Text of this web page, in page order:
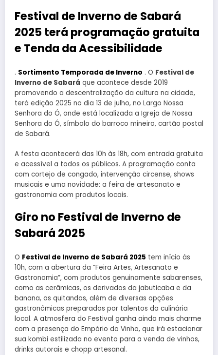
Festival de Inverno de Sabará
2025 terá programação gratuita
e Tenda da Acessibilidade
. Sortimento Temporada de Inverno . O Festival de
Inverno de Sabará que acontece desde 2019
promovendo a descentralização da cultura na cidade,
terá edição 2025 no dia 13 de julho, no Largo Nossa
Senhora do Ó, onde está localizada a Igreja de Nossa
Senhora do Ó, símbolo do barroco mineiro, cartão postal
de Sabará.
A festa acontecerá das 10h às 18h, com entrada gratuita
e acessível a todos os públicos. A programação conta
com cortejo de congado, intervenção circense, shows
musicais e uma novidade: a feira de artesanato e
gastronomia com produtos locais.
Giro no Festival de Inverno de
Sabará 2025
O Festival de Inverno de Sabará 2025 tem início às
10h, com a abertura da “Feira Artes, Artesanato e
Gastronomia”, com produtos genuinamente sabarenses,
como as cerâmicas, os derivados da jabuticaba e da
banana, as quitandas, além de diversas opções
gastronômicas preparadas por talentos da culinária
local. A atmosfera do Festival ganha ainda mais charme
com a presença do Empório do Vinho, que irá estacionar
sua kombi estilizada no evento para a venda de vinhos,
drinks autorais e chopp artesanal.